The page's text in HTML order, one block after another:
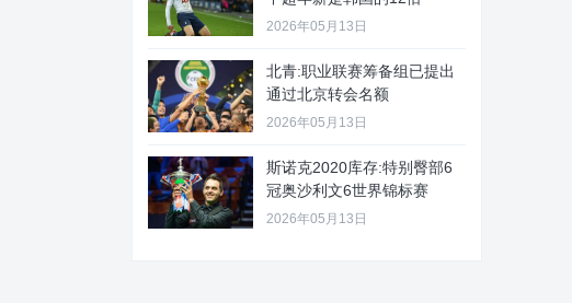
2026年05月13日
北青:职业联赛筹备组已提出
通过北京转会名额
2026年05月13日
斯诺克2020库存:特别臀部6
冠奥沙利文6世界锦标赛
2026年05月13日